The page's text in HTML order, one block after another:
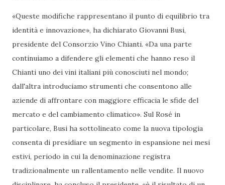
«Queste modifiche rappresentano il punto di equilibrio tra
identità e innovazione», ha dichiarato Giovanni Busi,
presidente del Consorzio Vino Chianti. «Da una parte
continuiamo a difendere gli elementi che hanno reso il
Chianti uno dei vini italiani più conosciuti nel mondo;
dall'altra introduciamo strumenti che consentono alle
aziende di affrontare con maggiore efficacia le sfide del
mercato e del cambiamento climatico». Sul Rosé in
particolare, Busi ha sottolineato come la nuova tipologia
consenta di presidiare un segmento in espansione nei mesi
estivi, periodo in cui la denominazione registra
tradizionalmente un rallentamento nelle vendite. Il nuovo